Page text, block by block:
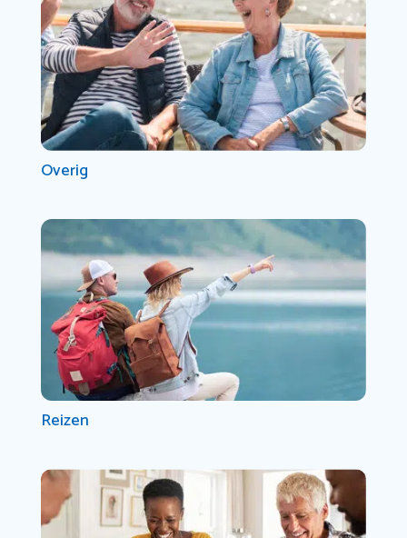
Overig
Reizen